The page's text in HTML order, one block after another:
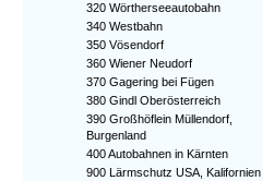
320 Wörtherseeautobahn
340 Westbahn
350 Vösendorf
360 Wiener Neudorf
370 Gagering bei Fügen
380 Gindl Oberösterreich
390 Großhöflein Müllendorf,
Burgenland
400 Autobahnen in Kärnten
900 Lärmschutz USA, Kalifornien